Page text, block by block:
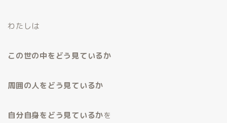
わたしは
この世の中をどう見ているか
周囲の人をどう見ているか
自分自身をどう見ているかを